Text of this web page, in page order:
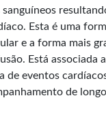
sanguíneos
Esta é uma
e a forma mais
Está associada
de eventos
de